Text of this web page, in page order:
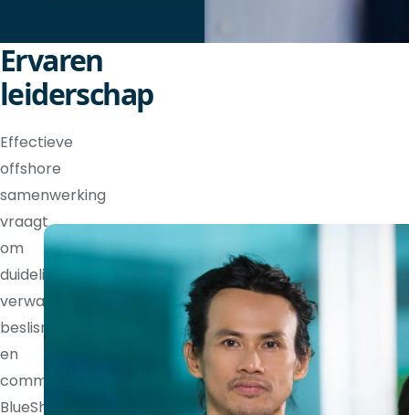
Ervaren
leiderschap
Effectieve
offshore
samenwerking
vraagt
om
duidelijke
verwachtingen,
beslisrechten
en
communicatieritmes.
BlueShores